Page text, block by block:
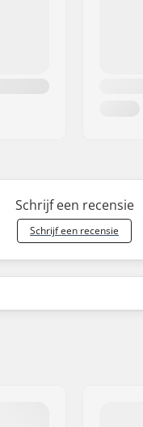
Schrijf een recensie
Schrijf een recensie